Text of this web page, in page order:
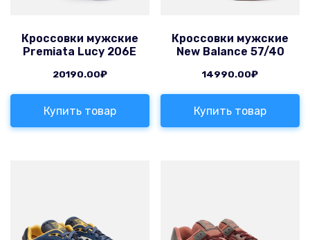
Кроссовки мужские
Premiata Lucy 206E
20190.00₽
Купить товар
Кроссовки мужские
New Balance 57/40
14990.00₽
Купить товар